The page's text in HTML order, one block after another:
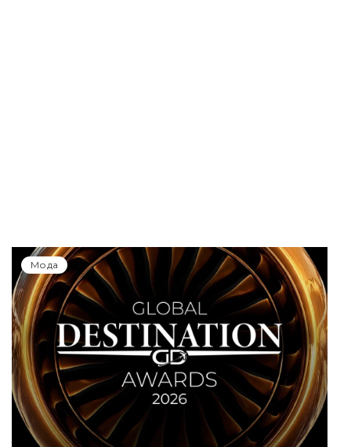
Мода